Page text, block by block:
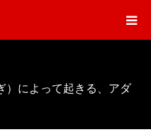
）によって起きる、アダ